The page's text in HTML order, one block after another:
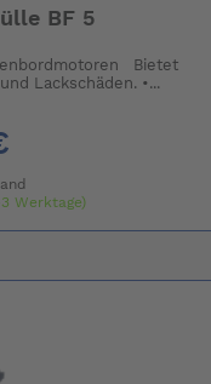
BF 5
Bietet
Lackschäden. •...
Werktage)